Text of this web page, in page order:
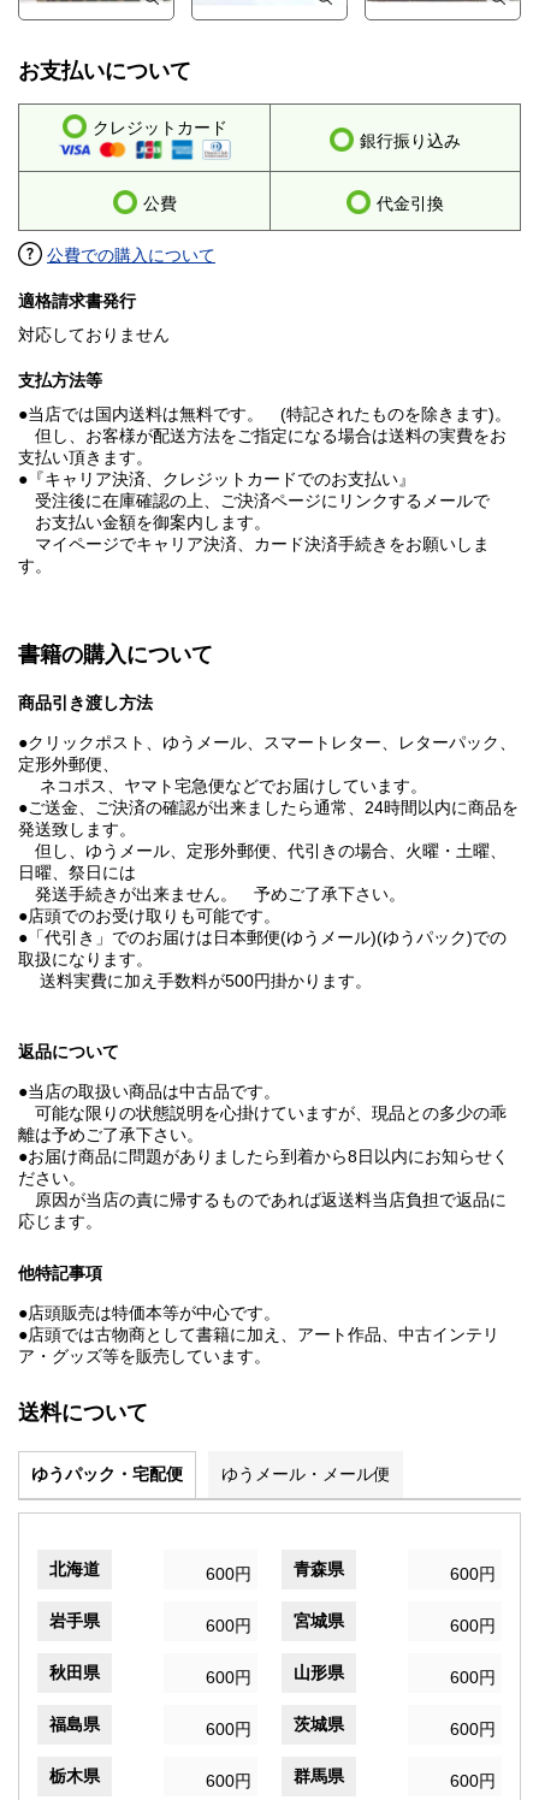
お支払いについて
クレジットカード
銀行振り込み
公費 代金引換
公費での購入について
適格請求書発行
対応しておりません
支払方法等
●当店では国内送料は無料です。 (特記されたものを除きます)。
但し、お客様が配送方法をご指定になる場合は送料の実費をお
支払い頂きます。
●『キャリア決済、クレジットカードでのお支払い』
受注後に在庫確認の上、ご決済ページにリンクするメールで
お支払い金額を御案内します。
マイページでキャリア決済、カード決済手続きをお願いしま
す。
書籍の購入について
商品引き渡し方法
●クリックポスト、ゆうメール、スマートレター、レターパック、
定形外郵便、
ネコポス、ヤマト宅急便などでお届けしています。
●ご送金、ご決済の確認が出来ましたら通常、24時間以内に商品を
発送致します。
但し、ゆうメール、定形外郵便、代引きの場合、火曜・土曜、
日曜、祭日には
発送手続きが出来ません。 予めご了承下さい。
●店頭でのお受け取りも可能です。
●「代引き」でのお届けは日本郵便(ゆうメール)(ゆうパック)での
取扱になります。
送料実費に加え手数料が500円掛かります。
返品について
●当店の取扱い商品は中古品です。
可能な限りの状態説明を心掛けていますが、現品との多少の乖
離は予めご了承下さい。
●お届け商品に問題がありましたら到着から8日以内にお知らせく
ださい。
原因が当店の責に帰するものであれば返送料当店負担で返品に
応じます。
他特記事項
●店頭販売は特価本等が中心です。
●店頭では古物商として書籍に加え、アート作品、中古インテリ
ア・グッズ等を販売しています。
送料について
ゆうパック・宅配便 ゆうメール・メール便
北海道 600円 青森県 600円
岩手県 600円 宮城県 600円
秋田県 600円 山形県 600円
福島県 600円 茨城県 600円
栃木県 600円 群馬県 600円